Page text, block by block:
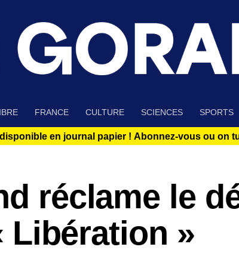
FRANCE CULTURE SCIENCES SPORTS
en journal papier ! Abonnez-vous ou on
réclame le
Libération »